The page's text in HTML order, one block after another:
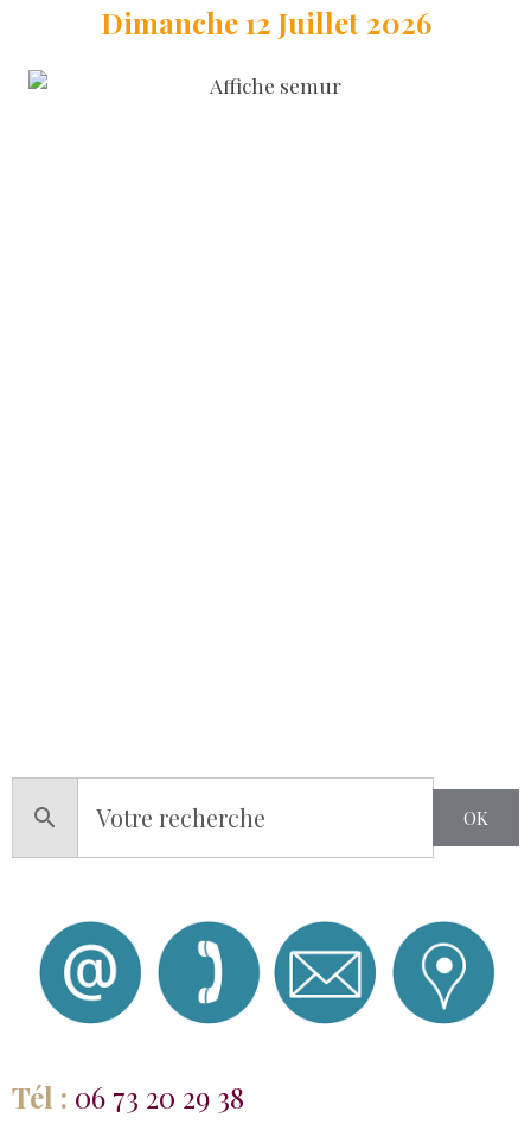
Dimanche 12 Juillet 2026
OK
Tél : 06 73 20 29 38